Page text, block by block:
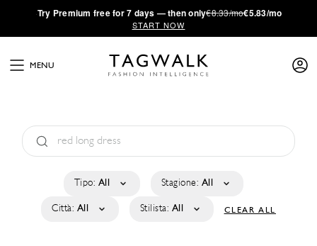
·Try Premium free for 7 days — then only€8.33/mo€5.83/mo
START NOW
MENU
Tipo: All Stagione: All
Città: All Stilista: All CLEAR ALL